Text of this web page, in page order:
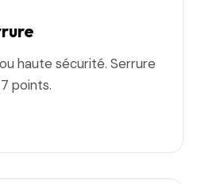
haute sécurité. Serrure
points.